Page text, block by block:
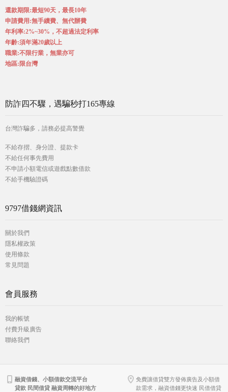
還款期限:最短90天，最長10年
申請費用:無手續費、無代辦費
年利率:2%~30%，不超過法定利率
年齡:須年滿20歲以上
職業:不限行業，無業亦可
地區:限台灣
防詐四不驟，遇騙秒打165專線
台灣詐騙多，請務必提高警覺
不給存摺、身分證、提款卡
不給任何事先費用
不申請小額電信或遊戲點數借款
不給手機驗證碼
9797借錢網資訊
關於我們
隱私權政策
使用條款
常見問題
會員服務
我的帳號
付費升級廣告
聯絡我們
融資借錢、小額借款交流平台
貸款 民間借貸 融資周轉的好地方
免費讓借貸雙方發佈廣告及小額借
款需求，融資借錢更快速 民借借貸